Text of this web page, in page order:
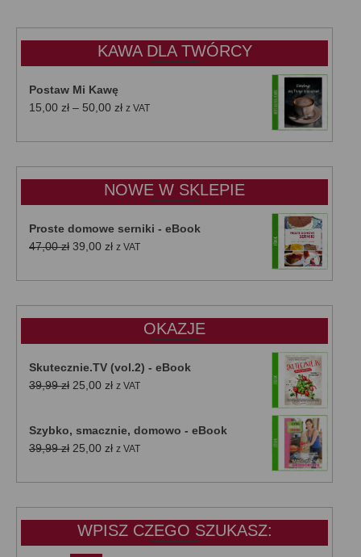
KAWA DLA TWÓRCY
Postaw Mi Kawę
15,00 zł – 50,00 złZakres
od
do
50,00 zł
z VAT
NOWE W SKLEPIE
Proste domowe serniki - eBook
47,00zł Pierwotna
wynosiła:
39,00 złAktualna
wynosi:
z VAT
OKAZJE
Skutecznie.TV (vol.2) - eBook
39,99zł Pierwotna
39,99 zł.
25,00 złAktualna
25,00 zł.
z VAT
Szybko, smacznie, domowo - eBook
39,99zł Pierwotna
wynosiła:
25,00 złAktualna
wynosi:
z VAT
WPISZ CZEGO SZUKASZ: